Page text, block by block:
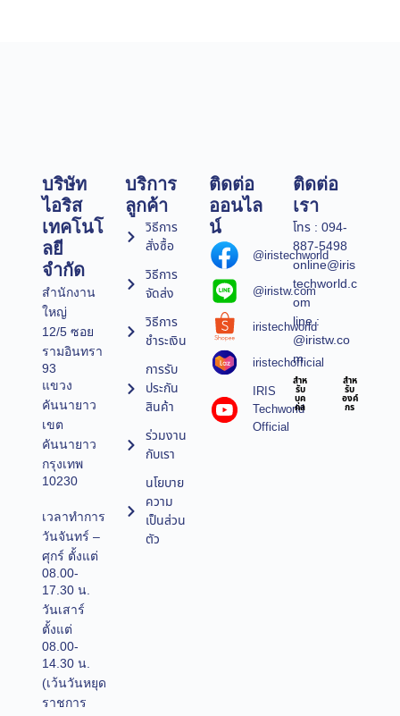
บริษัท
ไอริส
เทคโนโ
ลยี
จำกัด
สำนักงาน
ใหญ่
12/5 ซอย
รามอินทรา
93
แขวง
คันนายาว
เขต
คันนายาว
กรุงเทพ
10230
เวลาทำการ
วันจันทร์ –
ศุกร์ ตั้งแต่
08.00-
17.30 น.
วันเสาร์
ตั้งแต่
08.00-
14.30 น.
(เว้นวันหยุด
ราชการ
บริการ
ลูกค้า
วิธีการ
สั่งซื้อ
วิธีการ
จัดส่ง
วิธีการ
ชำระเงิน
การรับ
ประกัน
สินค้า
ร่วมงาน
กับเรา
นโยบาย
ความ
เป็นส่วน
ตัว
ติดต่อ
ออนไล
น์
@iristechworld
@iristw.com
iristechworld
iristechofficial
IRIS
Techworld
Official
ติดต่อ
เรา
โทร : 094-
887-5498
online@iris
techworld.c
om
line :
@iristw.co
m
สำห
รับ
บุค
คล
สำห
รับ
องค์
กร